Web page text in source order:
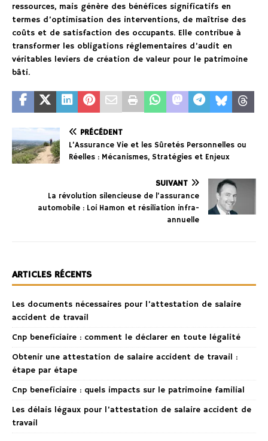
ressources, mais génère des bénéfices significatifs en
termes d’optimisation des interventions, de maîtrise des
coûts et de satisfaction des occupants. Elle contribue à
transformer les obligations réglementaires d’audit en
véritables leviers de création de valeur pour le patrimoine
bâti.
PRÉCÉDENT
L’Assurance Vie et les Sûretés Personnelles ou
Réelles : Mécanismes, Stratégies et Enjeux
SUIVANT
La révolution silencieuse de l’assurance
automobile : Loi Hamon et résiliation infra-
annuelle
ARTICLES RÉCENTS
Les documents nécessaires pour l’attestation de salaire
accident de travail
Cnp beneficiaire : comment le déclarer en toute légalité
Obtenir une attestation de salaire accident de travail :
étape par étape
Cnp beneficiaire : quels impacts sur le patrimoine familial
Les délais légaux pour l’attestation de salaire accident de
travail